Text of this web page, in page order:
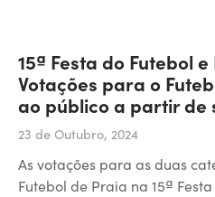
15ª Festa do Futebol
Votações para o
ao público a partir
23 de Outubro, 2024
As votações para as duas
Futebol de Praia na 15ª